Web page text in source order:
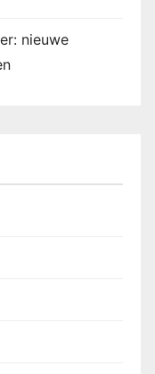
nieuwe